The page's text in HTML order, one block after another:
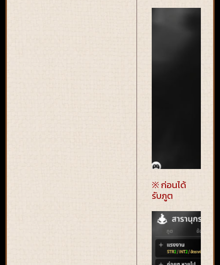
※ ก่อนได้
รับภูต